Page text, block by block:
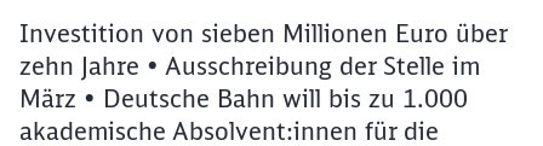
Investition von sieben Millionen Euro über
zehn Jahre • Ausschreibung der Stelle im
März • Deutsche Bahn will bis zu 1.000
akademische Absolvent:innen für die